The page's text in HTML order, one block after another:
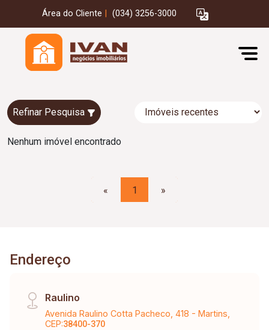
Área do Cliente (034) 3256-3000
Refinar Pesquisa
Nenhum imóvel encontrado
« 1 »
Endereço
Raulino
Avenida Raulino Cotta Pacheco, 418 - Martins,
CEP:38400-370